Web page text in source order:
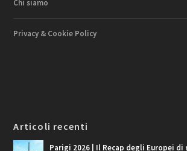
Chi siamo
Privacy & Cookie Policy
Articoli recenti
Parigi 2026 | Il Recap degli Europei di